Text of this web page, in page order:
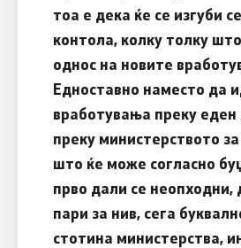
тоа е дека ќе се изгуби
контола, колку толку
однос на новите
Едноставно наместо да
вработувања преку
преку министерството
што ќе може согласно
прво дали се неопходни,
пари за нив, сега
стотина министерства,